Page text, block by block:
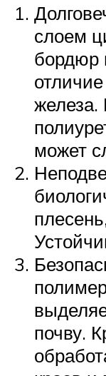
слоем
бордюр
железа.
может
почву.